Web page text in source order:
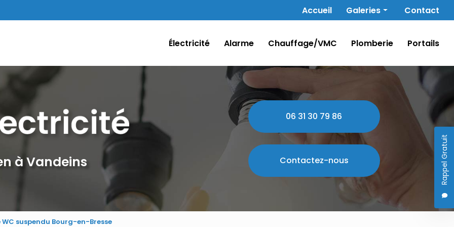
Navigation secondaire
Accueil Galeries
Alarme
Chauffage/VMC
Portails
Contact
Rappel Gratuit
Électricité
Alarme Chauffage/VMC Plomberie Portails
à Vandeins
06 31 30 79 86
Contactez-nous
WC suspendu Bourg-en-Bresse